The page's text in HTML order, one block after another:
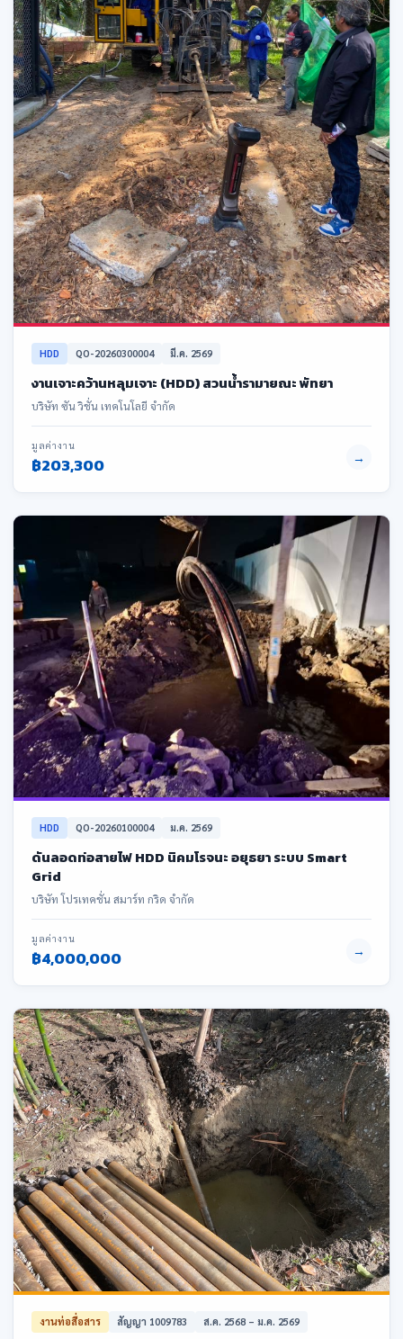
HDD QO-20260300004 มี.ค. 2569
งานเจาะคว้านหลุมเจาะ (HDD) สวนน้ำรามายณะ พัทยา
บริษัท ซัน วิชั่น เทคโนโลยี จำกัด
มูลค่างาน
฿203,300 →
HDD QO-20260100004 ม.ค. 2569
ดันลอดท่อสายไฟ HDD นิคมโรจนะ อยุธยา ระบบ Smart
Grid
บริษัท โปรเทคชั่น สมาร์ท กริด จำกัด
มูลค่างาน
฿4,000,000 →
งานท่อสื่อสาร สัญญา 1009783 ส.ค. 2568 – ม.ค. 2569